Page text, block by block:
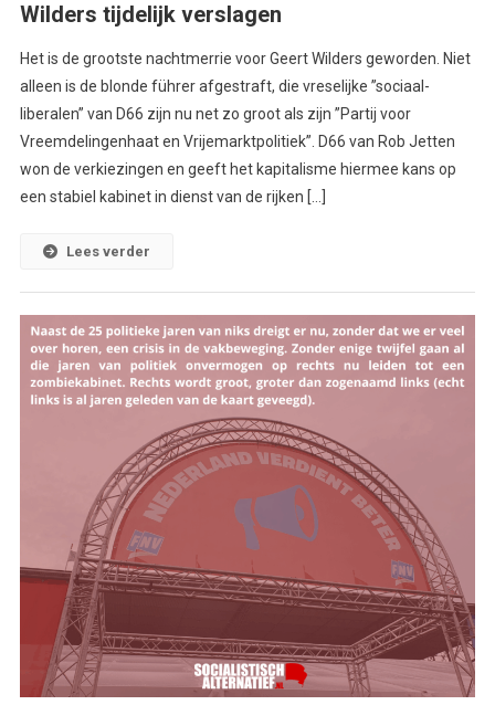
Wilders tijdelijk verslagen
Het is de grootste nachtmerrie voor Geert Wilders geworden. Niet
alleen is de blonde führer afgestraft, die vreselijke ”sociaal-
liberalen” van D66 zijn nu net zo groot als zijn ”Partij voor
Vreemdelingenhaat en Vrijemarktpolitiek”. D66 van Rob Jetten
won de verkiezingen en geeft het kapitalisme hiermee kans op
een stabiel kabinet in dienst van de rijken […]
Lees verder